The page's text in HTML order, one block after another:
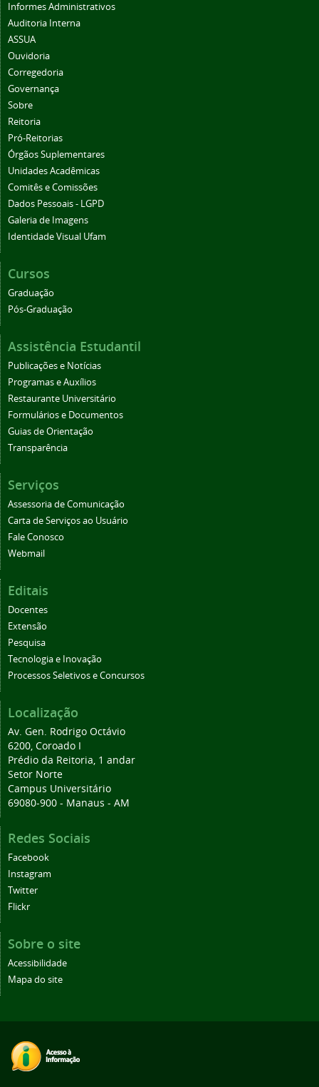
Informes Administrativos
Auditoria Interna
ASSUA
Ouvidoria
Corregedoria
Governança
Sobre
Reitoria
Pró-Reitorias
Órgãos Suplementares
Unidades Acadêmicas
Comitês e Comissões
Dados Pessoais - LGPD
Galeria de Imagens
Identidade Visual Ufam
Cursos
Graduação
Pós-Graduação
Assistência Estudantil
Publicações e Notícias
Programas e Auxílios
Restaurante Universitário
Formulários e Documentos
Guias de Orientação
Transparência
Serviços
Assessoria de Comunicação
Carta de Serviços ao Usuário
Fale Conosco
Webmail
Editais
Docentes
Extensão
Pesquisa
Tecnologia e Inovação
Processos Seletivos e Concursos
Localização
Av. Gen. Rodrigo Octávio
6200, Coroado I
Prédio da Reitoria, 1 andar
Setor Norte
Campus Universitário
69080-900 - Manaus - AM
Redes Sociais
Facebook
Instagram
Twitter
Flickr
Sobre o site
Acessibilidade
Mapa do site